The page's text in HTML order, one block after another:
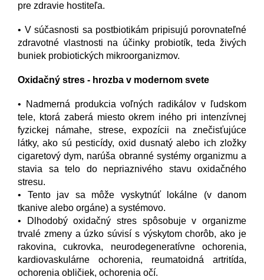
pre zdravie hostiteľa.
• V súčasnosti sa postbiotikám pripisujú porovnateľné
zdravotné vlastnosti na účinky probiotík, teda živých
buniek probiotických mikroorganizmov.
Oxidačný stres - hrozba v modernom svete
• Nadmerná produkcia voľných radikálov v ľudskom
tele, ktorá zaberá miesto okrem iného pri intenzívnej
fyzickej námahe, strese, expozícii na znečisťujúce
látky, ako sú pesticídy, oxid dusnatý alebo ich zložky
cigaretový dym, narúša obranné systémy organizmu a
stavia sa telo do nepriaznivého stavu oxidačného
stresu.
• Tento jav sa môže vyskytnúť lokálne (v danom
tkanive alebo orgáne) a systémovo.
• Dlhodobý oxidačný stres spôsobuje v organizme
trvalé zmeny a úzko súvisí s výskytom chorôb, ako je
rakovina, cukrovka, neurodegeneratívne ochorenia,
kardiovaskulárne ochorenia, reumatoidná artritída,
ochorenia obličiek, ochorenia očí.